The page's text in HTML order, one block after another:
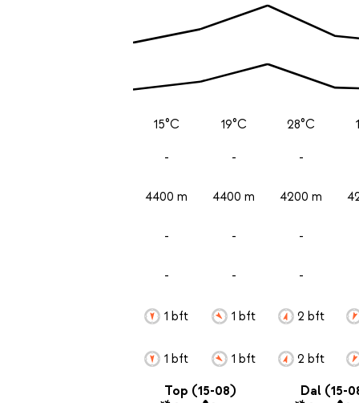
15°C
-
4400 m
-
-
1 bft
1 bft
19°C
-
4400 m
-
-
1 bft
1 bft
28°C
-
4200 m
-
-
2 bft
2 bft
Top (15-08)
Dal (15-